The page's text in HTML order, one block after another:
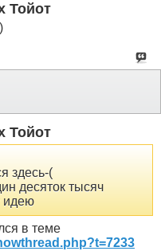
Тойот
Тойот
здесь-(
десяток тысяч
идею
в теме